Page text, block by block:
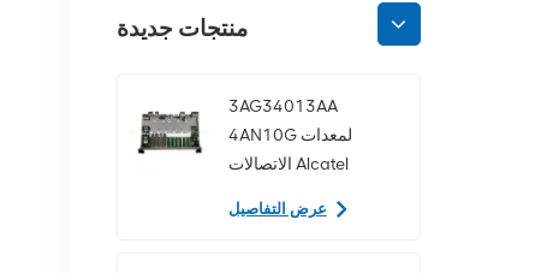
منتجات جديدة
3AG34013AA
4AN10G لمعدات
الاتصالات Alcatel
عرض التفاصيل